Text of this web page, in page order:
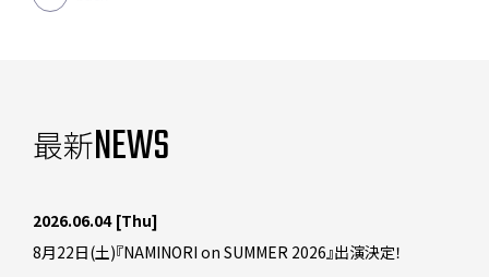
最新NEWS
2026.06.04 [Thu]
8月22日(土)『NAMINORI on SUMMER 2026』出演決定！